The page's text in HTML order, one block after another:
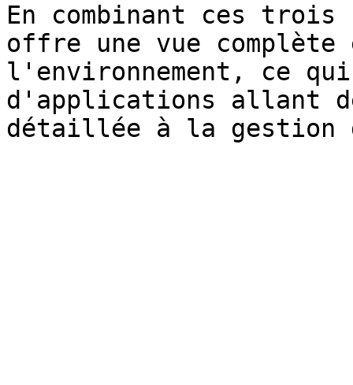
En combinant ces trois
offre une vue
l'environnement, ce
d'applications allant